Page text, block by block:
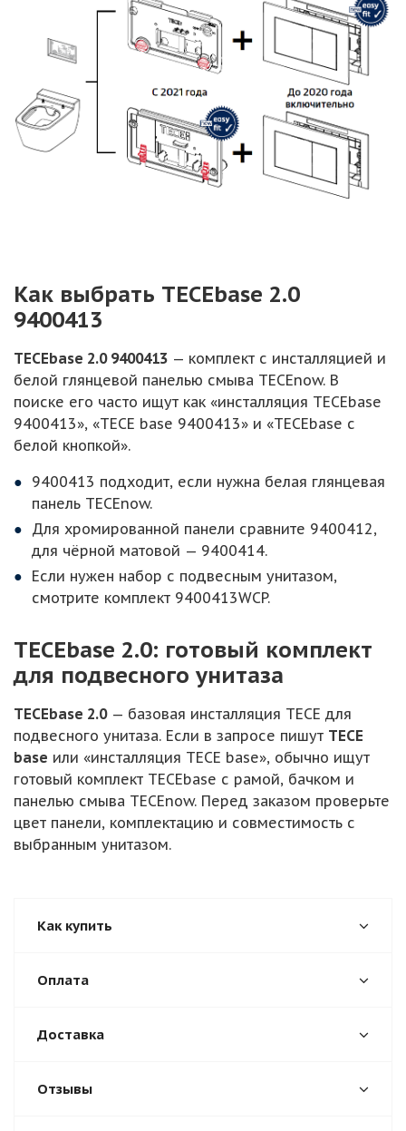
Как выбрать TECEbase 2.0
9400413
TECEbase 2.0 9400413 — комплект с инсталляцией и
белой глянцевой панелью смыва TECEnow. В
поиске его часто ищут как «инсталляция TECEbase
9400413», «TECE base 9400413» и «TECEbase с
белой кнопкой».
9400413 подходит, если нужна белая глянцевая
панель TECEnow.
Для хромированной панели сравните 9400412,
для чёрной матовой — 9400414.
Если нужен набор с подвесным унитазом,
смотрите комплект 9400413WCP.
TECEbase 2.0: готовый комплект
для подвесного унитаза
TECEbase 2.0— базовая инсталляция TECE для
подвесного унитаза. Если в запросе пишут TECE
base или «инсталляция TECE base», обычно ищут
готовый комплект TECEbase с рамой, бачком и
панелью смыва TECEnow. Перед заказом проверьте
цвет панели, комплектацию и совместимость с
выбранным унитазом.
Как купить
Оплата
Доставка
Отзывы